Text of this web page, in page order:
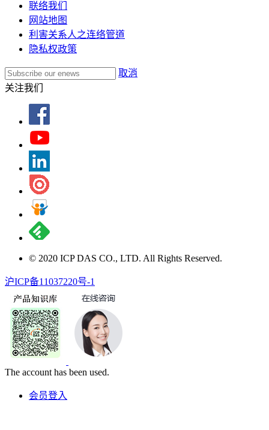
联络我们
网站地图
利害关系人之连络管道
隐私权政策
取消
关注我们
© 2020 ICP DAS CO., LTD. All Rights Reserved.
沪ICP备11037220号-1
The account has been used.
会员登入